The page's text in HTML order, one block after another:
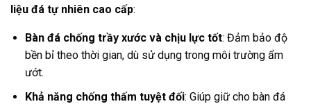
liệu đá tự nhiên cao cấp:
Bàn đá chống trầy xước và chịu lực tốt: Đảm bảo độ
bền bỉ theo thời gian, dù sử dụng trong môi trường ẩm
ướt.
Khả năng chống thấm tuyệt đối: Giúp giữ cho bàn đá